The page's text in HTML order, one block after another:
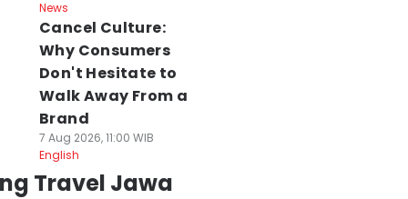
News
Cancel Culture:
Why Consumers
Don't Hesitate to
Walk Away From a
Brand
7 Aug 2026, 11:00 WIB
English
Travel Jawa